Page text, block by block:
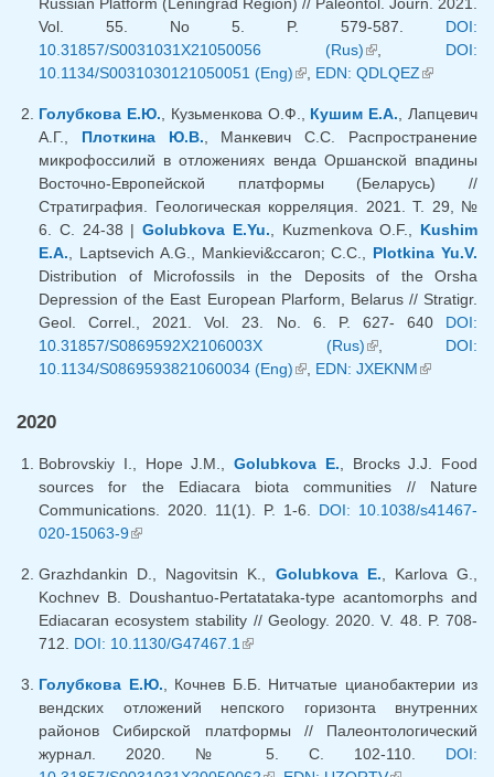
Vol. 55. No 5. P. 579-587. DOI:
10.31857/S0031031X21050056 (Rus)(link is external)
DOI:
10.1134/S0031030121050051 (Eng)(link is external)
EDN: QDLQEZ(link is
Голубкова Е.Ю. , Кузьменкова О.Ф., Кушим Е.А. , Лапцевич
А.Г., Плоткина Ю.В. , Манкевич С.С. Распространение
микрофоссилий в отложениях венда Оршанской впадины
Восточно-Европейской платформы (Беларусь) //
Стратиграфия. Геологическая корреляция. 2021. Т. 29, №
6. С. 24-38 | Golubkova E.Yu. , Kuzmenkova O.F., Kushim
E.A. , Laptsevich A.G., Mankievi&ccaron; C.C., Plotkina Yu.V.
Distribution of Microfossils in the Deposits of the Orsha
Depression of the East European Plarform, Belarus // Stratigr.
Geol. Correl., 2021. Vol. 23. No. 6. P. 627- 640 DOI:
10.31857/S0869592X2106003X (Rus)(link is external)
, DOI:
10.1134/S0869593821060034 (Eng)(link is external)
EDN: JXEKNM(link is
2020
Bobrovskiy I., Hope J.M., Golubkova E. , Brocks J.J. Food
sources for the Ediacara biota communities // Nature
Communications. 2020. 11(1). P. 1-6. DOI: 10.1038/s41467-
020-15063-9(link is external)
Grazhdankin D., Nagovitsin K., Golubkova E. , Karlova G.,
Kochnev B. Doushantuo-Pertatataka-type acantomorphs and
Ediacaran ecosystem stability // Geology. 2020. V. 48. P. 708-
712. DOI: 10.1130/G47467.1 (link is external)
Голубкова Е.Ю. , Кочнев Б.Б. Нитчатые цианобактерии из
вендских отложений непского горизонта внутренних
районов Сибирской платформы // Палеонтологический
журнал. 2020. № 5. С. 102-110. DOI: